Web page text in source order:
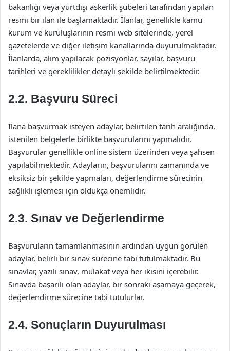
bakanlığı veya yurtdışı askerlik şubeleri tarafından yapılan
resmi bir ilan ile başlamaktadır. İlanlar, genellikle kamu
kurum ve kuruluşlarının resmi web sitelerinde, yerel
gazetelerde ve diğer iletişim kanallarında duyurulmaktadır.
İlanlarda, alım yapılacak pozisyonlar, sayılar, başvuru
tarihleri ve gereklilikler detaylı şekilde belirtilmektedir.
2.2. Başvuru Süreci
İlana başvurmak isteyen adaylar, belirtilen tarih aralığında,
istenilen belgelerle birlikte başvurularını yapmalıdır.
Başvurular genellikle online sistem üzerinden veya şahsen
yapılabilmektedir. Adayların, başvurularını zamanında ve
eksiksiz bir şekilde yapmaları, değerlendirme sürecinin
sağlıklı işlemesi için oldukça önemlidir.
2.3. Sınav ve Değerlendirme
Başvuruların tamamlanmasının ardından uygun görülen
adaylar, belirli bir sınav sürecine tabi tutulmaktadır. Bu
sınavlar, yazılı sınav, mülakat veya her ikisini içerebilir.
Sınavda başarılı olan adaylar, bir sonraki aşamaya geçerek,
değerlendirme sürecine tabi tutulurlar.
2.4. Sonuçların Duyurulması